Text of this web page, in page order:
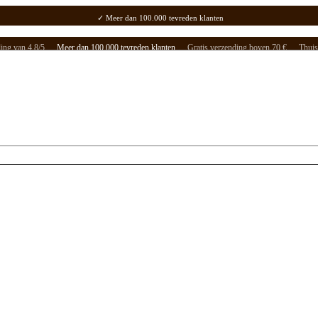
✓ Meer dan 100.000 tevreden klanten
✓ Thuisbezorging / Afhaalpunt: 2-5 werkdagen.
van 4,8/5 Meer dan 100.000 tevreden klanten Gratis verzending boven 70 €